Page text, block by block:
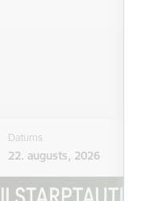
Datums
22. augusts, 2026